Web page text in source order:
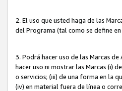
2. El uso que usted haga de las
del Programa (tal como se define en
3. Podrá hacer uso de las Marcas
hacer uso ni mostrar las Marcas (i)
o servicios; (iii) de una forma en la
(iv) en material fuera de línea o